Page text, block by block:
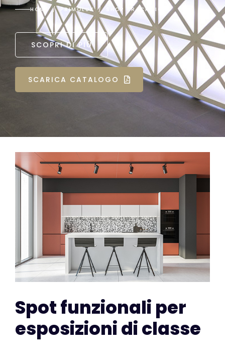
HOME PRIMOLUX SHOP TRACK LIGHT
SCOPRI DI PIÙ
SCARICA CATALOGO
Spot funzionali per
esposizioni di classe